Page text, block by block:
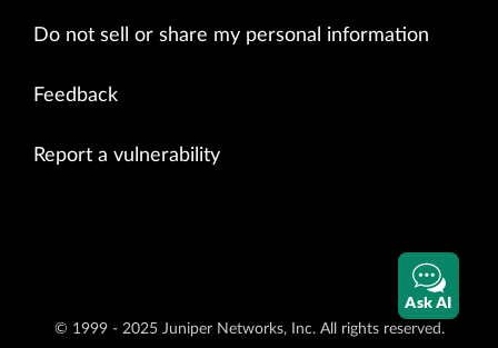
Do not sell or share my personal information
Feedback
Report a vulnerability
© 1999 - 2025 Juniper Networks, Inc. All rights reserved.
Ask AI